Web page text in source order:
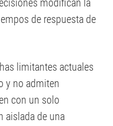
modifican la
de respuesta de
limitantes actuales
y no admiten
con un solo
aislada de una